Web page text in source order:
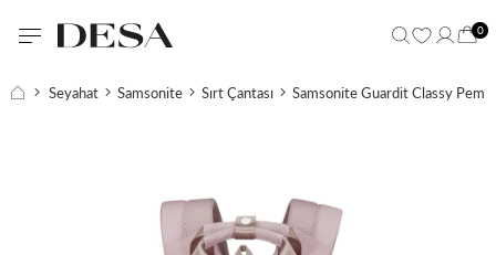
0
Seyahat Samsonite Sırt Çantası